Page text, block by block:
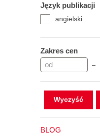
Język publikacji
angielski
Zakres cen
–
Wyczyść
BLOG